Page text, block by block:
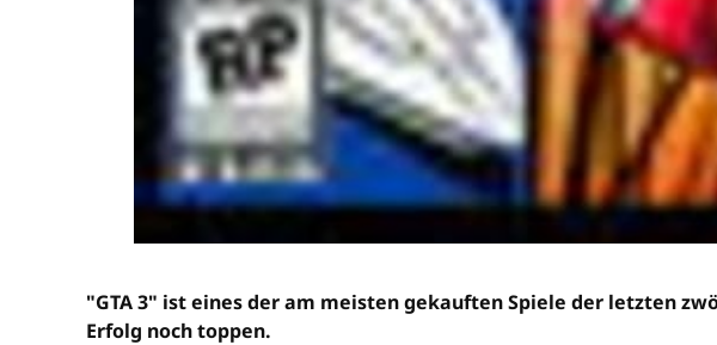
"GTA 3" ist eines der am meisten gekauften Spiele der letzten
Erfolg noch toppen.